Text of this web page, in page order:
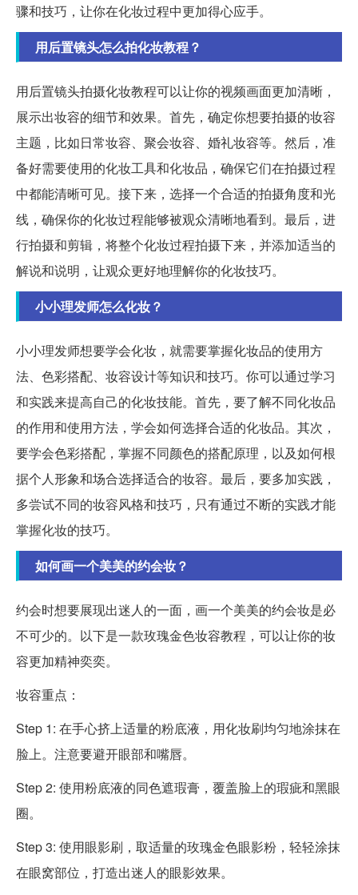
骤和技巧，让你在化妆过程中更加得心应手。
用后置镜头怎么拍化妆教程？
用后置镜头拍摄化妆教程可以让你的视频画面更加清晰，
展示出妆容的细节和效果。首先，确定你想要拍摄的妆容
主题，比如日常妆容、聚会妆容、婚礼妆容等。然后，准
备好需要使用的化妆工具和化妆品，确保它们在拍摄过程
中都能清晰可见。接下来，选择一个合适的拍摄角度和光
线，确保你的化妆过程能够被观众清晰地看到。最后，进
行拍摄和剪辑，将整个化妆过程拍摄下来，并添加适当的
解说和说明，让观众更好地理解你的化妆技巧。
小小理发师怎么化妆？
小小理发师想要学会化妆，就需要掌握化妆品的使用方
法、色彩搭配、妆容设计等知识和技巧。你可以通过学习
和实践来提高自己的化妆技能。首先，要了解不同化妆品
的作用和使用方法，学会如何选择合适的化妆品。其次，
要学会色彩搭配，掌握不同颜色的搭配原理，以及如何根
据个人形象和场合选择适合的妆容。最后，要多加实践，
多尝试不同的妆容风格和技巧，只有通过不断的实践才能
掌握化妆的技巧。
如何画一个美美的约会妆？
约会时想要展现出迷人的一面，画一个美美的约会妆是必
不可少的。以下是一款玫瑰金色妆容教程，可以让你的妆
容更加精神奕奕。
妆容重点：
Step 1: 在手心挤上适量的粉底液，用化妆刷均匀地涂抹在
脸上。注意要避开眼部和嘴唇。
Step 2: 使用粉底液的同色遮瑕膏，覆盖脸上的瑕疵和黑眼
圈。
Step 3: 使用眼影刷，取适量的玫瑰金色眼影粉，轻轻涂抹
在眼窝部位，打造出迷人的眼影效果。